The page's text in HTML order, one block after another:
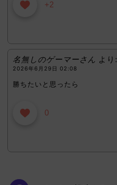
+2
名無しのゲーマーさん より:
2026年6月29日 02:08
勝ちたいと思ったら
0